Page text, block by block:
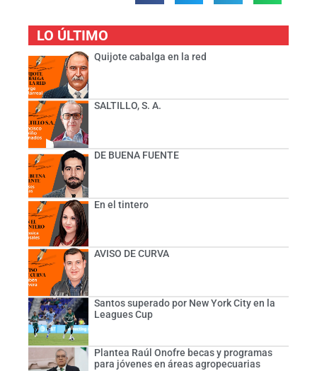
LO ÚLTIMO
Quijote cabalga en la red
SALTILLO, S. A.
DE BUENA FUENTE
En el tintero
AVISO DE CURVA
Santos superado por New York City en la
Leagues Cup
Plantea Raúl Onofre becas y programas
para jóvenes en áreas agropecuarias